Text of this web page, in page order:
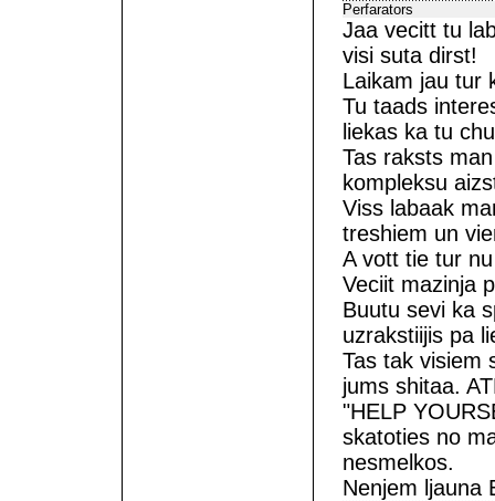
Perfarators
Jaa vecitt tu
visi suta dirst!
Laikam jau tur
Tu taads
liekas ka tu
Tas raksts
kompleksu
Viss labaak
treshiem un
A vott tie tur
Veciit mazinja
Buutu sevi ka
uzrakstiijis pa
Tas tak visiem
jums shitaa.
"HELP
skatoties no
nesmelkos.
Nenjem ljauna